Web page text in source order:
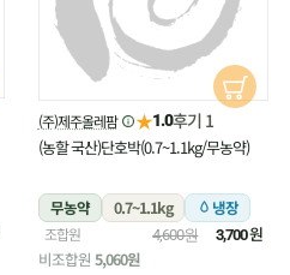
(주)제주올레팜 ★1.0후기 1
(농할 국산)단호박(0.7~1.1kg/무농약)
무농약 0.7~1.1kg 냉장
조합원 4,600원 3,700원
비조합원 5,060원